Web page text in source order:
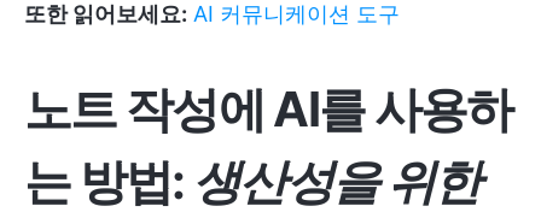
또한 읽어보세요: AI 커뮤니케이션 도구
노트 작성에 AI를 사용하
는 방법: 생산성을 위한